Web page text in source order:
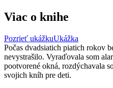
Viac o knihe
Pozrieť ukážkuUkážka
Počas dvadsiatich piatich rokov
nevystrašilo. Vyraďovala som
pootvorené okná, rozdýchavala
svojich kníh pre deti.